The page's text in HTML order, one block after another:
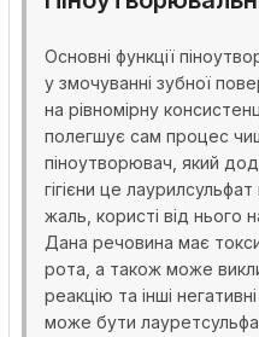
Основні функції
у змочуванні зубної
на рівномірну
полегшує сам процес
піноутворювач, який
гігієни це
жаль, користі від нього
Дана речовина має
рота, а також може
реакцію та інші
може бути